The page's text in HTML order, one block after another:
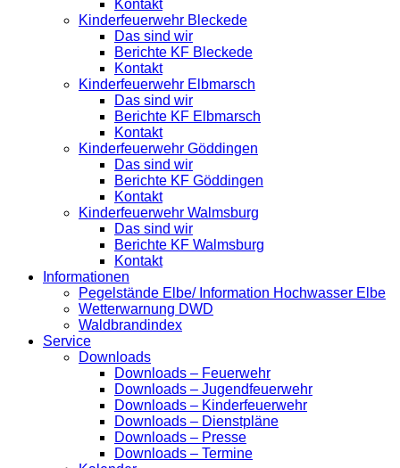
Kontakt
Kinderfeuerwehr Bleckede
Das sind wir
Berichte KF Bleckede
Kontakt
Kinderfeuerwehr Elbmarsch
Das sind wir
Berichte KF Elbmarsch
Kontakt
Kinderfeuerwehr Göddingen
Das sind wir
Berichte KF Göddingen
Kontakt
Kinderfeuerwehr Walmsburg
Das sind wir
Berichte KF Walmsburg
Kontakt
Informationen
Pegelstände Elbe/ Information Hochwasser Elbe
Wetterwarnung DWD
Waldbrandindex
Service
Downloads
Downloads – Feuerwehr
Downloads – Jugendfeuerwehr
Downloads – Kinderfeuerwehr
Downloads – Dienstpläne
Downloads – Presse
Downloads – Termine